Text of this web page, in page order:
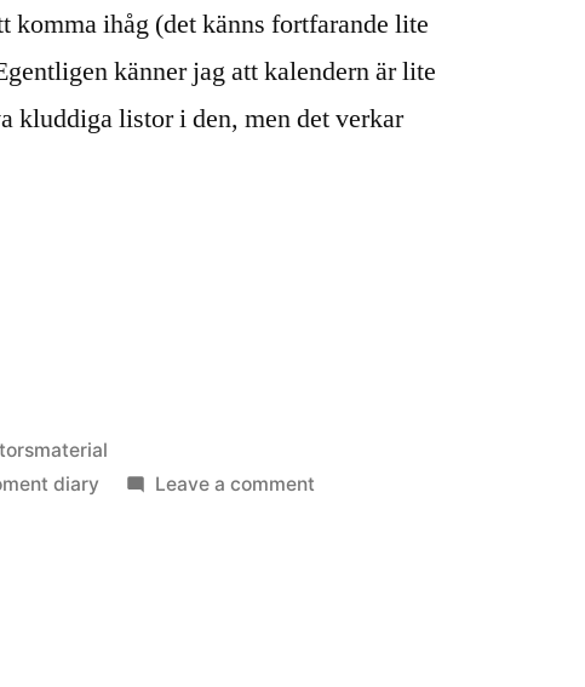
komma ihåg (det känns fortfarande lite
känner jag att kalendern är lite
kluddiga listor i den, men det verkar
diary Leave a comment